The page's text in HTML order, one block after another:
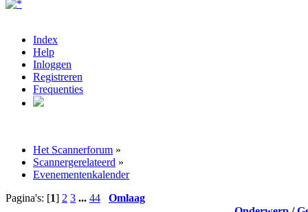
Index
Help
Inloggen
Registreren
Frequenties
Het Scannerforum »
Scannergerelateerd »
Evenementenkalender
Pagina's: [1] 2 3 ... 44
Omlaag